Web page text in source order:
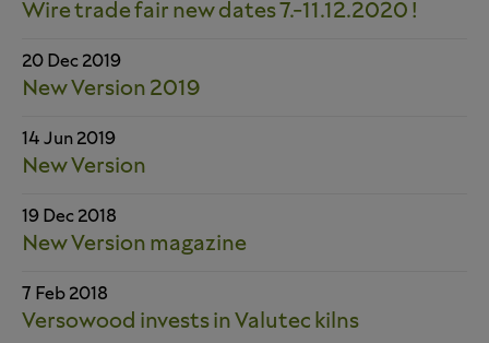
Wire trade fair new dates 7.-11.12.2020 !
20 Dec 2019
New Version 2019
14 Jun 2019
New Version
19 Dec 2018
New Version magazine
7 Feb 2018
Versowood invests in Valutec kilns